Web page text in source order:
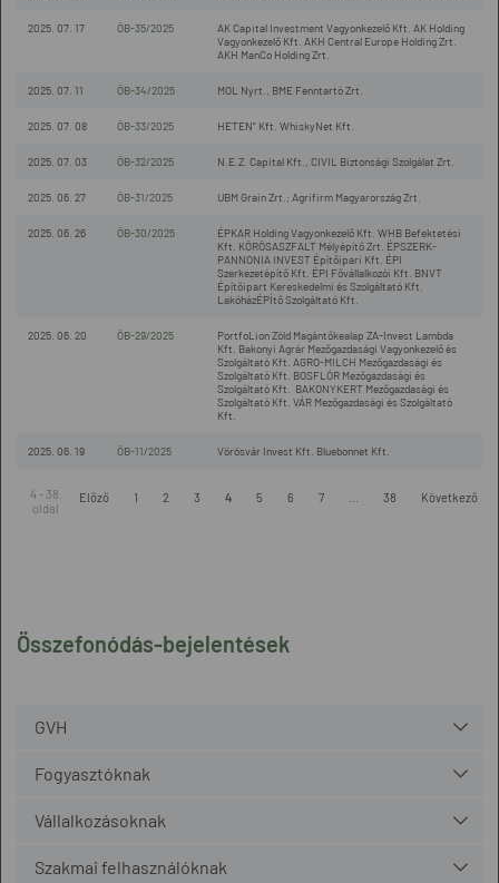
Összefonódás-bejelentések
GVH
Fogyasztóknak
Vállalkozásoknak
Szakmai felhasználóknak
2025. 07. 17 ÖB-35/2025
AK Capital Investment Vagyonkezelő Kft. AK Holding
Vagyonkezelő Kft. AKH Central Europe Holding Zrt.
AKH ManCo Holding Zrt.
2025. 07. 11 ÖB-34/2025 MOL Nyrt., BME Fenntartó Zrt.
2025. 07. 08 ÖB-33/2025 HETEN” Kft. WhiskyNet Kft.
2025. 07. 03 ÖB-32/2025 N.E.Z. Capital Kft., CIVIL Biztonsági Szolgálat Zrt.
2025. 06. 27 ÖB-31/2025 UBM Grain Zrt.; Agrifirm Magyarország Zrt.
2025. 06. 26 ÖB-30/2025
ÉPKAR Holding Vagyonkezelő Kft. WHB Befektetési
Kft. KÖRÖSASZFALT Mélyépítő Zrt. ÉPSZERK-
PANNONIA INVEST Építőipari Kft. ÉPI
Szerkezetépítő Kft. ÉPI Fővállalkozói Kft. BNVT
Építőipart Kereskedelmi és Szolgáltató Kft.
LakóházÉPÍtő Szolgáltató Kft.
2025. 06. 20 ÖB-29/2025
PortfoLion Zöld Magántőkealap ZA-Invest Lambda
Kft. Bakonyi Agrár Mezőgazdasági Vagyonkezelő és
Szolgáltató Kft. AGRO-MILCH Mezőgazdasági és
Szolgáltató Kft. BOSFLÓR Mezőgazdasági és
Szolgáltató Kft. BAKONYKERT Mezőgazdasági és
Szolgáltató Kft. VÁR Mezőgazdasági és Szolgáltató
Kft.
2025. 06. 19 ÖB-11/2025 Vörösvár Invest Kft. Bluebonnet Kft.
4 - 38.
oldal
Előző 1 2 3 4 5 6 7 38 Következő